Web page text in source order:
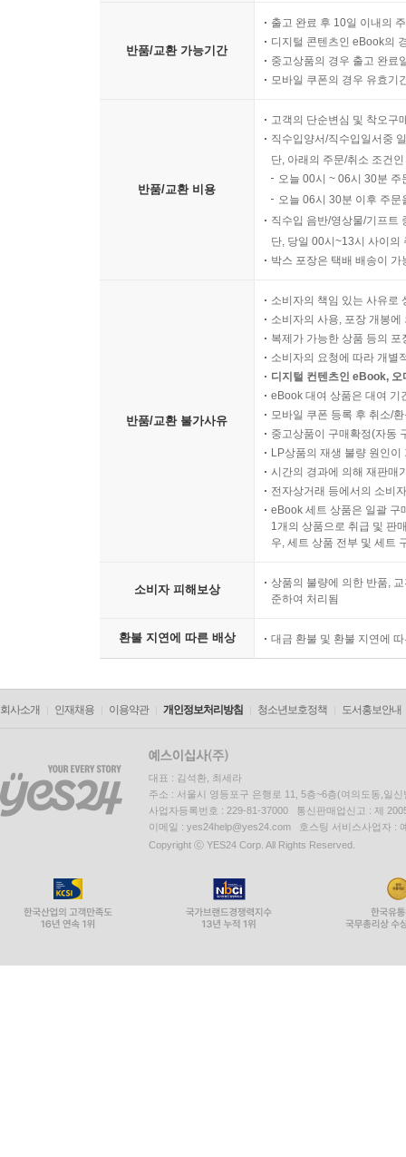
반품/교환 가능기간
출고 완료 후 10일 이내의
디지털 콘텐츠인 eBook의
중고상품의 경우 출고 완료
모바일 쿠폰의 경우 유효기
반품/교환 비용
고객의 단순변심 및 착오구
직수입양서/직수입일서중
단, 아래의 주문/취소 조건
오늘 00시 ~ 06시 30분
오늘 06시 30분 이후 주
직수입 음반/영상물/기프트
단, 당일 00시~13시 사이의
박스 포장은 택배 배송이
반품/교환 불가사유
소비자의 책임 있는 사유로
소비자의 사용, 포장 개봉
복제가 가능한 상품 등의
소비자의 요청에 따라 개별
디지털 컨텐츠인 eBook,
eBook 대여 상품은 대여 기
모바일 쿠폰 등록 후 취소/
중고상품이 구매확정(자동
LP상품의 재생 불량 원인
시간의 경과에 의해 재판매
전자상거래 등에서의 소비
eBook 세트 상품은 일괄 구
1개의 상품으로 취급 및 판
우, 세트 상품 전부 및 세트
소비자 피해보상
상품의 불량에 의한 반품,
준하여 처리됨
환불 지연에 따른 배상 대금 환불 및 환불 지연에
회사소개 인재채용 이용약관 개인정보처리방침 청소년보호정책 도서홍보안내
대표 : 김석환, 최세라
주소 : 서울시 영등포구 은행로 11, 5층~6층(여의도동,일신
사업자등록번호 : 229-81-37000 통신판매업신고 : 제
이메일 : yes24help@yes24.com 호스팅 서비스사업자 :
Copyright ⓒ YES24 Corp. All Rights Reserved.